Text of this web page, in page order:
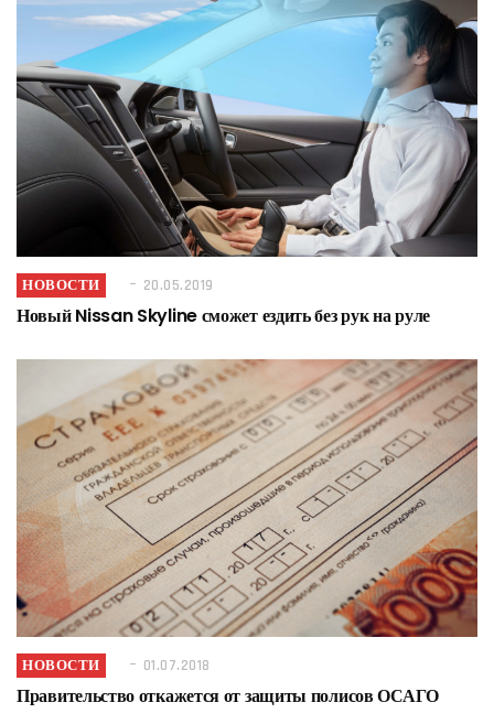
НОВОСТИ 20.05.2019
Новый Nissan Skyline сможет ездить без рук на руле
НОВОСТИ 01.07.2018
Правительство откажется от защиты полисов ОСАГО